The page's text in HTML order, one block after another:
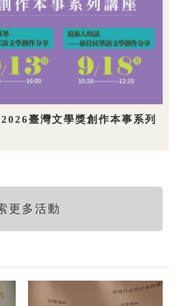
臺灣文學獎創作本事系列
更多活動